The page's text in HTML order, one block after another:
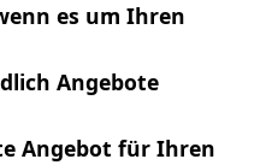
es um Ihren
Angebote
Angebot für Ihren